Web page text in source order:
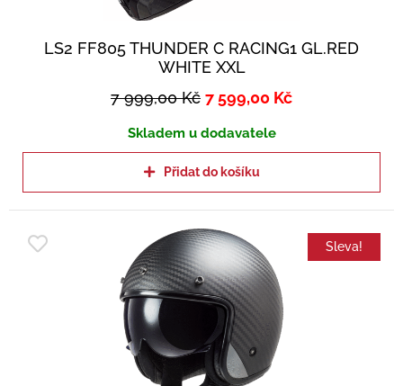
LS2 FF805 THUNDER C RACING1 GL.RED
WHITE XXL
7 999,00Kč 7 599,00 Kč
Skladem u dodavatele
Přidat do košíku
Sleva!